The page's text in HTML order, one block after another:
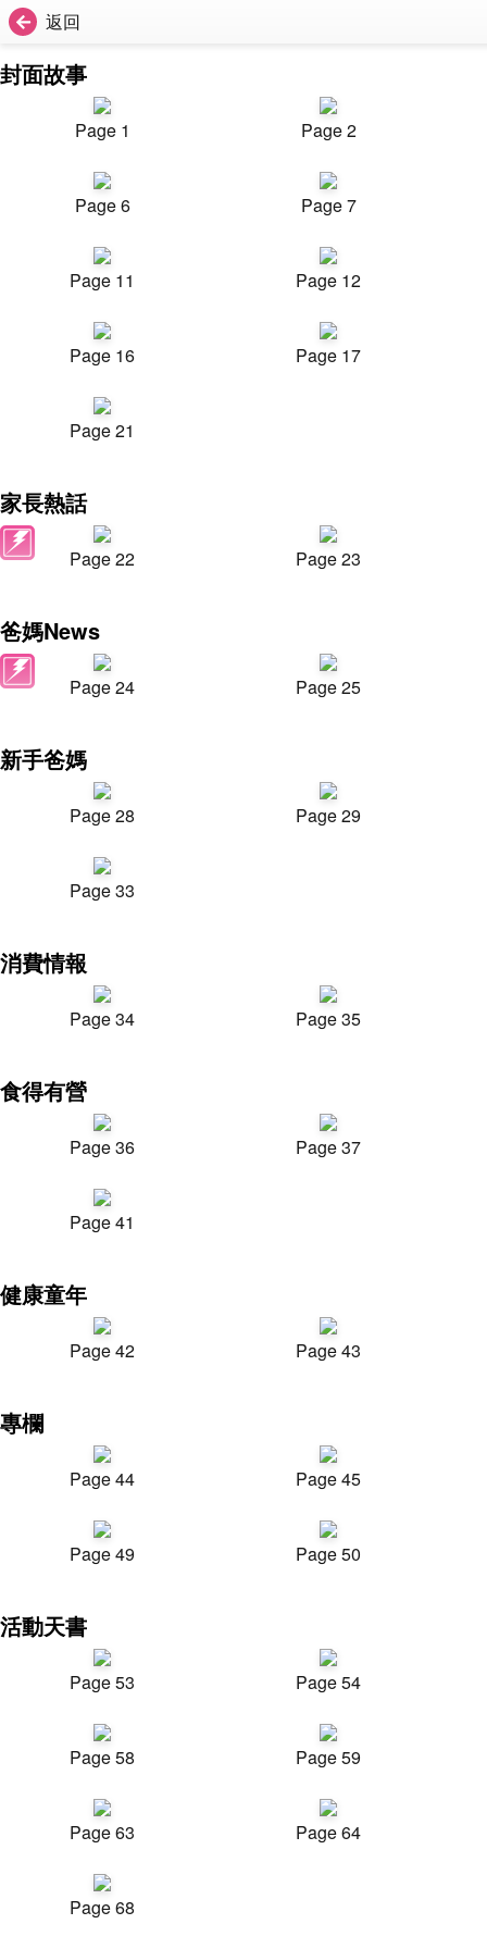
返回
封面故事
Page 1 Page 2
Page 6 Page 7
Page 11 Page 12
Page 16 Page 17
Page 21
家長熱話
Page 22 Page 23
爸媽News
Page 24 Page 25
新手爸媽
Page 28 Page 29
Page 33
消費情報
Page 34 Page 35
食得有營
Page 36 Page 37
Page 41
健康童年
Page 42 Page 43
專欄
Page 44 Page 45
Page 49 Page 50
活動天書
Page 53 Page 54
Page 58 Page 59
Page 63 Page 64
Page 68